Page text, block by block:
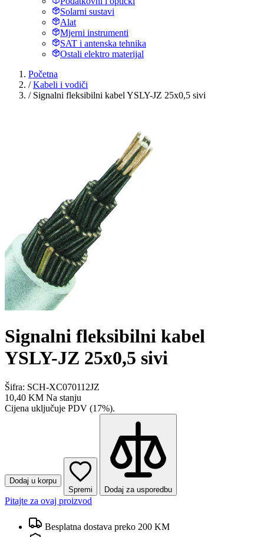
Solarni sustavi
Alat
Mjerni instrumenti
SAT i antenska tehnika
Ostali elektro materijal
Početna
/ Kabeli i vodiči
/ Signalni fleksibilni kabel YSLY-JZ 25x0,5 sivi
Signalni fleksibilni kabel
YSLY-JZ 25x0,5 sivi
Šifra: SCH-XC070112JZ
10,40 KM Na stanju
Cijena uključuje PDV (17%).
Dodaj u korpu
Spremi
Dodaj za usporedbu
Pitajte za ovaj proizvod
Besplatna dostava preko 200 KM